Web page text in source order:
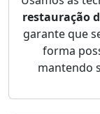
restauração
garante que
forma
mantendo